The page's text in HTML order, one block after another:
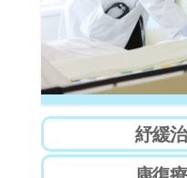
康復
長者
優質
安居頤養